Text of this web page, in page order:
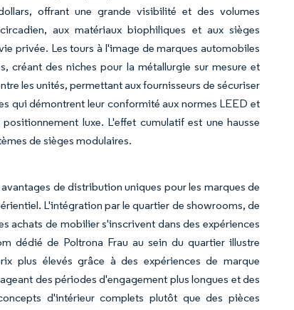
offrant une grande visibilité et des volumes
aux matériaux biophiliques et aux sièges
privée. Les tours à l'image de marques automobiles
créant des niches pour la métallurgie sur mesure et
les unités, permettant aux fournisseurs de sécuriser
qui démontrent leur conformité aux normes LEED et
luxe. L'effet cumulatif est une hausse
de sièges modulaires.
de distribution uniques pour les marques de
L'intégration par le quartier de showrooms, de
achats de mobilier s'inscrivent dans des expériences
dédié de Poltrona Frau au sein du quartier illustre
plus élevés grâce à des expériences de marque
des périodes d'engagement plus longues et des
d'intérieur complets plutôt que des pièces